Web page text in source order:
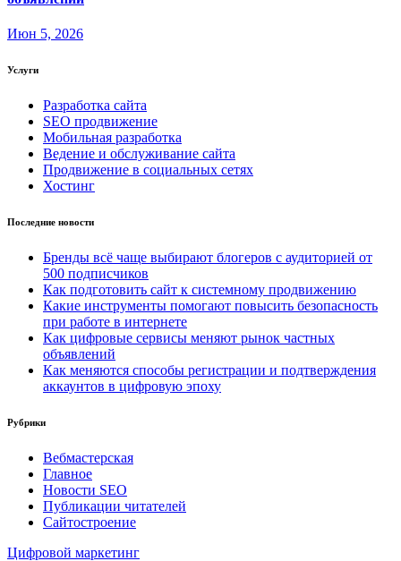
Июн 5, 2026
Услуги
Разработка сайта
SEO продвижение
Мобильная разработка
Ведение и обслуживание сайта
Продвижение в социальных сетях
Хостинг
Последние новости
Бренды всё чаще выбирают блогеров с аудиторией от
500 подписчиков
Как подготовить сайт к системному продвижению
Какие инструменты помогают повысить безопасность
при работе в интернете
Как цифровые сервисы меняют рынок частных
объявлений
Как меняются способы регистрации и подтверждения
аккаунтов в цифровую эпоху
Рубрики
Вебмастерская
Главное
Новости SEO
Публикации читателей
Сайтостроение
Цифровой маркетинг